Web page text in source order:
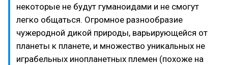
некоторые не будут гуманоидами и не смогут
легко общаться. Огромное разнообразие
чужеродной дикой природы, варьирующейся от
планеты к планете, и множество уникальных не
играбельных инопланетных племен (похоже на